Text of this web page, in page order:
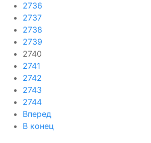
2736
2737
2738
2739
2740
2741
2742
2743
2744
Вперед
В конец